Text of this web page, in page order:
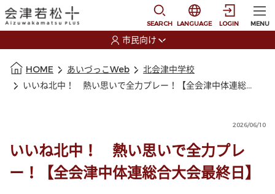
SEARCH
選択すると言語の切
LANGUAGE LOGIN MENU
市民向け
HOME あいづっこWeb
北会津中学校
いいね北中！ 熱い思いで全力プレー！【全会津中体連総合大会最終日】
2026/06/10
いいね北中！ 熱い思いで全力プレ
ー！【全会津中体連総合大会最終日】